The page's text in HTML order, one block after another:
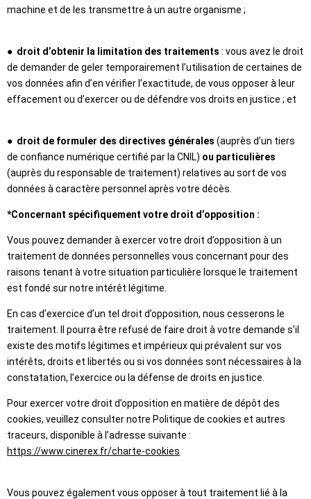
machine et de les transmettre à un autre organisme ;
● droit d’obtenir la limitation des traitements : vous avez le droit
de demander de geler temporairement l’utilisation de certaines de
vos données afin d’en vérifier l’exactitude, de vous opposer à leur
effacement ou d’exercer ou de défendre vos droits en justice ; et
● droit de formuler des directives générales (auprès d’un tiers
de confiance numérique certifié par la CNIL) ou particulières
(auprès du responsable de traitement) relatives au sort de vos
données à caractère personnel après votre décès.
*Concernant spécifiquement votre droit d’opposition :
Vous pouvez demander à exercer votre droit d’opposition à un
traitement de données personnelles vous concernant pour des
raisons tenant à votre situation particulière lorsque le traitement
est fondé sur notre intérêt légitime.
En cas d’exercice d’un tel droit d’opposition, nous cesserons le
traitement. Il pourra être refusé de faire droit à votre demande s’il
existe des motifs légitimes et impérieux qui prévalent sur vos
intérêts, droits et libertés ou si vos données sont nécessaires à la
constatation, l’exercice ou la défense de droits en justice.
Pour exercer votre droit d’opposition en matière de dépôt des
cookies, veuillez consulter notre Politique de cookies et autres
traceurs, disponible à l’adresse suivante :
https://www.cinerex.fr/charte-cookies
Vous pouvez également vous opposer à tout traitement lié à la